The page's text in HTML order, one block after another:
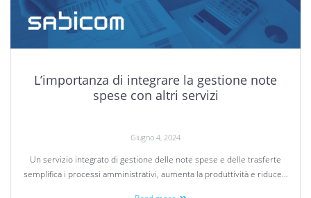
L’importanza di integrare la gestione note
spese con altri servizi
Giugno 4, 2024
Un servizio integrato di gestione delle note spese e delle trasferte
semplifica i processi amministrativi, aumenta la produttività e riduce…